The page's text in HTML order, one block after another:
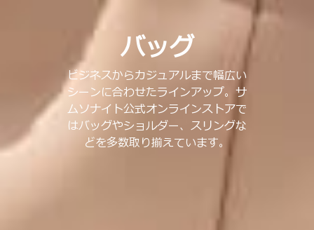
バッグ
ビジネスからカジュアルまで幅広い
シーンに合わせたラインアップ。サ
ムソナイト公式オンラインストアで
はバッグやショルダー、スリングな
どを多数取り揃えています。